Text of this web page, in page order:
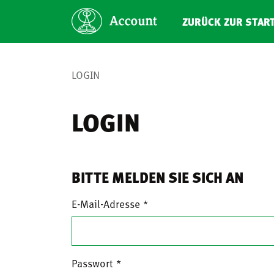
ZURÜCK ZUR
LOGIN
LOGIN
BITTE MELDEN SIE SICH AN
E-Mail-Adresse
Passwort